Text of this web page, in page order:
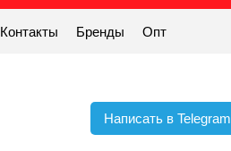
Контакты Бренды Опт
Написать в Telegram